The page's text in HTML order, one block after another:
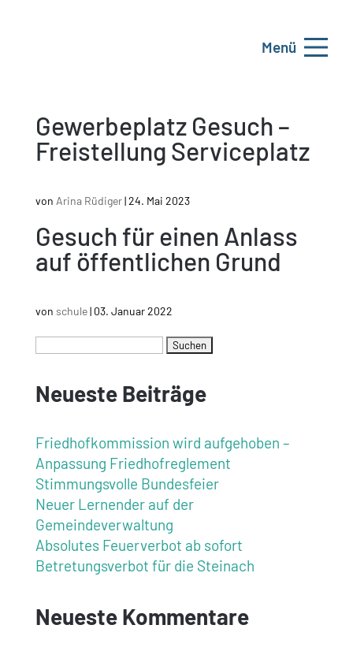
Menü
Gewerbeplatz Gesuch –
Freistellung Serviceplatz
von Arina Rüdiger|24. Mai 2023
Gesuch für einen Anlass
auf öffentlichen Grund
von schule| 03. Januar 2022
Neueste Beiträge
Friedhofkommission wird aufgehoben –
Anpassung Friedhofreglement
Stimmungsvolle Bundesfeier
Neuer Lernender auf der
Gemeindeverwaltung
Absolutes Feuerverbot ab sofort
Betretungsverbot für die Steinach
Neueste Kommentare